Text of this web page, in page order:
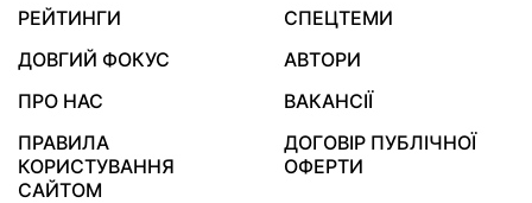
РЕЙТИНГИ
СПЕЦТЕМИ
ДОВГИЙ ФОКУС
АВТОРИ
ПРО НАС
ВАКАНСІЇ
ПРАВИЛА
КОРИСТУВАННЯ
САЙТОМ
ДОГОВІР ПУБЛІЧНОЇ
ОФЕРТИ